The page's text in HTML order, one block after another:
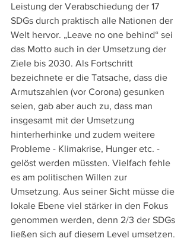
Leistung der Verabschiedung der 17
SDGs durch praktisch alle Nationen der
Welt hervor. „Leave no one behind“ sei
das Motto auch in der Umsetzung der
Ziele bis 2030. Als Fortschritt
bezeichnete er die Tatsache, dass die
Armutszahlen (vor Corona) gesunken
seien, gab aber auch zu, dass man
insgesamt mit der Umsetzung
hinterherhinke und zudem weitere
Probleme - Klimakrise, Hunger etc. -
gelöst werden müssten. Vielfach fehle
es am politischen Willen zur
Umsetzung. Aus seiner Sicht müsse die
lokale Ebene viel stärker in den Fokus
genommen werden, denn 2/3 der SDGs
ließen sich auf diesem Level umsetzen.